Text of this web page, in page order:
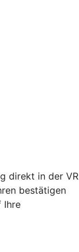
direkt in der VR
bestätigen
Ihre